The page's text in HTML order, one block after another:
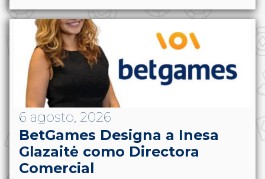
6 agosto, 2026
BetGames Designa a Inesa
Glazaitė como Directora
Comercial